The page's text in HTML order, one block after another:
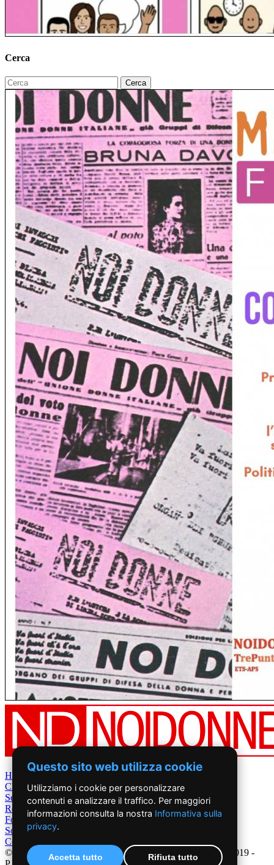
Cerca
Home
Chi Siamo
Settimanale
Rete News
Foto&Video
Sostienici
Contatti
©2019 - NoiDonne - Iscrizione ROC n.33421 del 23 /09/ 2019 -
Questo sito web utilizza cookie
Utilizziamo i cookie per personalizzare
contenuti e analizzare il traffico. Per maggiori
informazioni consulta la nostra Informativa sulla
privacy.
Accetta tutto Rifiuta tutto